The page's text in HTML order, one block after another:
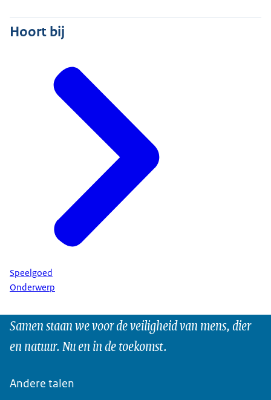
Hoort bij
Speelgoed
Onderwerp
Samen staan we voor de veiligheid van mens, dier
en natuur. Nu en in de toekomst.
Andere talen